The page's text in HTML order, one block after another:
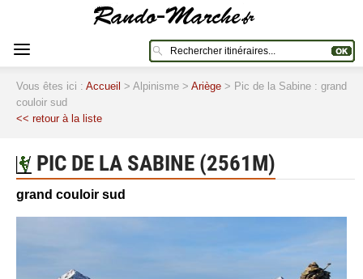
Vous êtes ici : Accueil > Alpinisme > Ariège > Pic de la Sabine : grand
couloir sud
<< retour à la liste
PIC DE LA SABINE (2561M)
grand couloir sud